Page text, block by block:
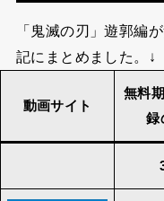
「鬼滅の刃」遊郭編
記にまとめました。↓
動画サイト
無料
録